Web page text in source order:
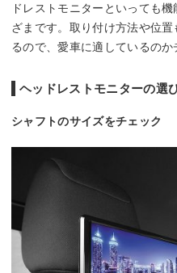
ドレストモニターといっても
ざまです。取り付け方法や位
るので、愛車に適しているのか
ヘッドレストモニターの選
シャフトのサイズをチェック